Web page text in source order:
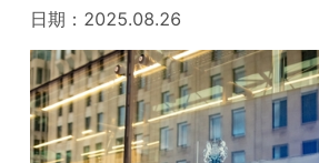
日期： 2025.08.26